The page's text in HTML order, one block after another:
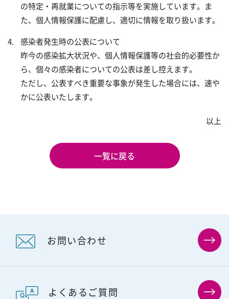
の特定・再就業についての指示等を実施しています。ま
た、個人情報保護に配慮し、適切に情報を取り扱います。
感染者発生時の公表について
昨今の感染拡大状況や、個人情報保護等の社会的必要性か
ら、個々の感染者についての公表は差し控えます。
ただし、公表すべき重要な事象が発生した場合には、速や
かに公表いたします。
以上
一覧に戻る
お問い合わせ
よくあるご質問